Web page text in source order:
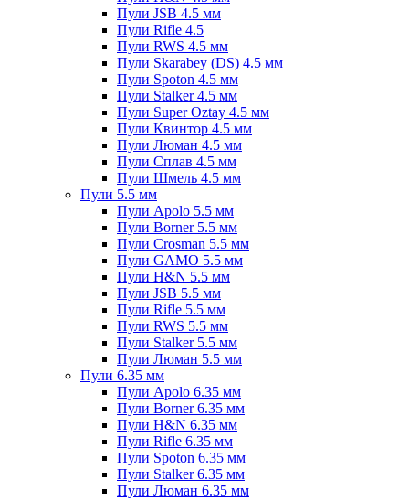
Пули JSB 4.5 мм
Пули Rifle 4.5
Пули RWS 4.5 мм
Пули Skarabey (DS) 4.5 мм
Пули Spoton 4.5 мм
Пули Stalker 4.5 мм
Пули Super Oztay 4.5 мм
Пули Квинтор 4.5 мм
Пули Люман 4.5 мм
Пули Сплав 4.5 мм
Пули Шмель 4.5 мм
Пули 5.5 мм
Пули Apolo 5.5 мм
Пули Borner 5.5 мм
Пули Crosman 5.5 мм
Пули GAMO 5.5 мм
Пули H&N 5.5 мм
Пули JSB 5.5 мм
Пули Rifle 5.5 мм
Пули RWS 5.5 мм
Пули Stalker 5.5 мм
Пули Люман 5.5 мм
Пули 6.35 мм
Пули Apolo 6.35 мм
Пули Borner 6.35 мм
Пули H&N 6.35 мм
Пули Rifle 6.35 мм
Пули Spoton 6.35 мм
Пули Stalker 6.35 мм
Пули Люман 6.35 мм